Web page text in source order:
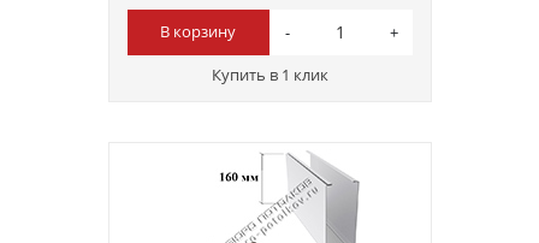
В корзину
Купить в 1 клик